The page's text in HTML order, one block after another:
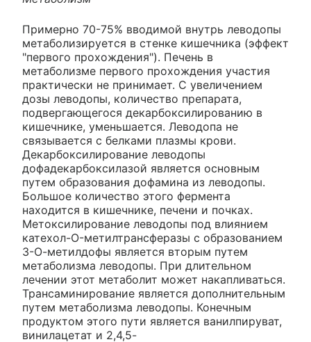
Примерно 70-75% вводимой внутрь леводопы
метаболизируется в стенке кишечника (эффект
"первого прохождения"). Печень в
метаболизме первого прохождения участия
практически не принимает. С увеличением
дозы леводопы, количество препарата,
подвергающегося декарбоксилированию в
кишечнике, уменьшается. Леводопа не
связывается с белками плазмы крови.
Декарбоксилирование леводопы
дофадекарбоксилазой является основным
путем образования дофамина из леводопы.
Большое количество этого фермента
находится в кишечнике, печени и почках.
Метоксилирование леводопы под влиянием
катехол-O-метилтрансферазы с образованием
3-О-метилдофы является вторым путем
метаболизма леводопы. При длительном
лечении этот метаболит может накапливаться.
Трансаминирование является дополнительным
путем метаболизма леводопы. Конечным
продуктом этого пути является ванилпируват,
винилацетат и 2,4,5-